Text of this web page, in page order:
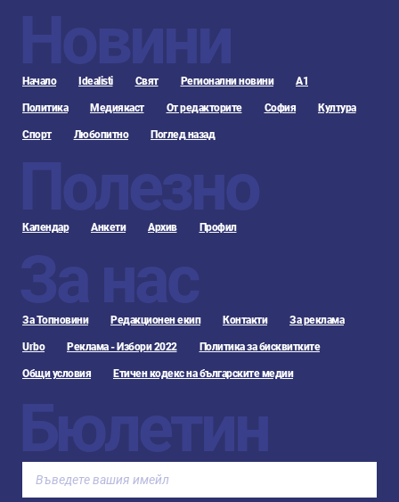
Новини
Начало Idealisti Свят Регионални новини А1
Политика Медиякаст От редакторите София Култура
Спорт Любопитно Поглед назад
Полезно
Календар Анкети Архив Профил
За нас
За Топновини Редакционен екип Контакти За реклама
Urbo Реклама - Избори 2022 Политика за бисквитките
Общи условия Етичен кодекс на българските медии
Бюлетин